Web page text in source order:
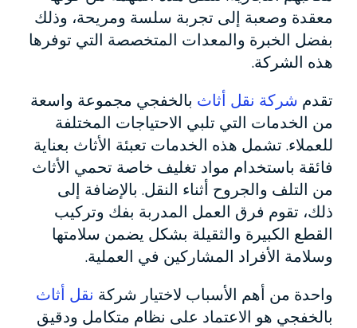
معقدة وصعبة إلى تجربة سلسة ومريحة، وذلك
بفضل الخبرة والمعدات المتخصصة التي توفرها
هذه الشركة.
تقدم شركة نقل أثاث بالخفجي مجموعة واسعة
من الخدمات التي تلبي الاحتياجات المختلفة
للعملاء. تشمل هذه الخدمات تعبئة الأثاث بعناية
فائقة باستخدام مواد تغليف خاصة تحمي الأثاث
من التلف والجروح أثناء النقل. بالإضافة إلى
ذلك، تقوم فرق العمل المدربة بفك وتركيب
القطع الكبيرة والثقيلة بشكل يضمن سلامتها
وسلامة الأفراد المشاركين في العملية.
واحدة من أهم الأسباب لاختيار شركة نقل أثاث
بالخفجي هو الاعتماد على نظام متكامل ودقيق